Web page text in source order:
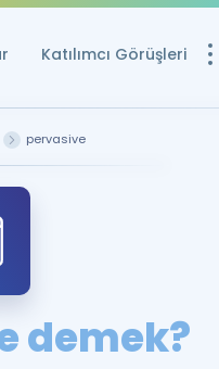
Katılımcı Görüşleri
YDS ve YÖKDİL
pervasive
demek?